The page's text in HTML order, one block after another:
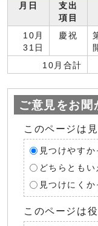
月日
支出
項目
10月
31日
慶祝
10月合計
ご意見をお聞
このページは
見つけやすか
どちらともい
見つけにくか
このページは